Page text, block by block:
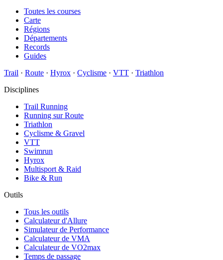
Toutes les courses
Carte
Régions
Départements
Records
Guides
Trail · Route · Hyrox · Cyclisme · VTT · Triathlon
Disciplines
Trail Running
Running sur Route
Triathlon
Cyclisme & Gravel
VTT
Swimrun
Hyrox
Multisport & Raid
Bike & Run
Outils
Tous les outils
Calculateur d'Allure
Simulateur de Performance
Calculateur de VMA
Calculateur de VO2max
Temps de passage